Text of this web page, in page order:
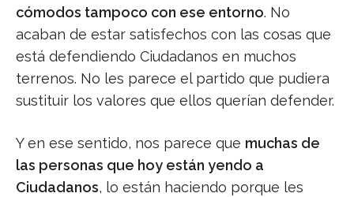
cómodos tampoco con ese entorno. No
acaban de estar satisfechos con las cosas que
está defendiendo Ciudadanos en muchos
terrenos. No les parece el partido que pudiera
sustituir los valores que ellos querían defender.
Y en ese sentido, nos parece que muchas de
las personas que hoy están yendo a
Ciudadanos, lo están haciendo porque les